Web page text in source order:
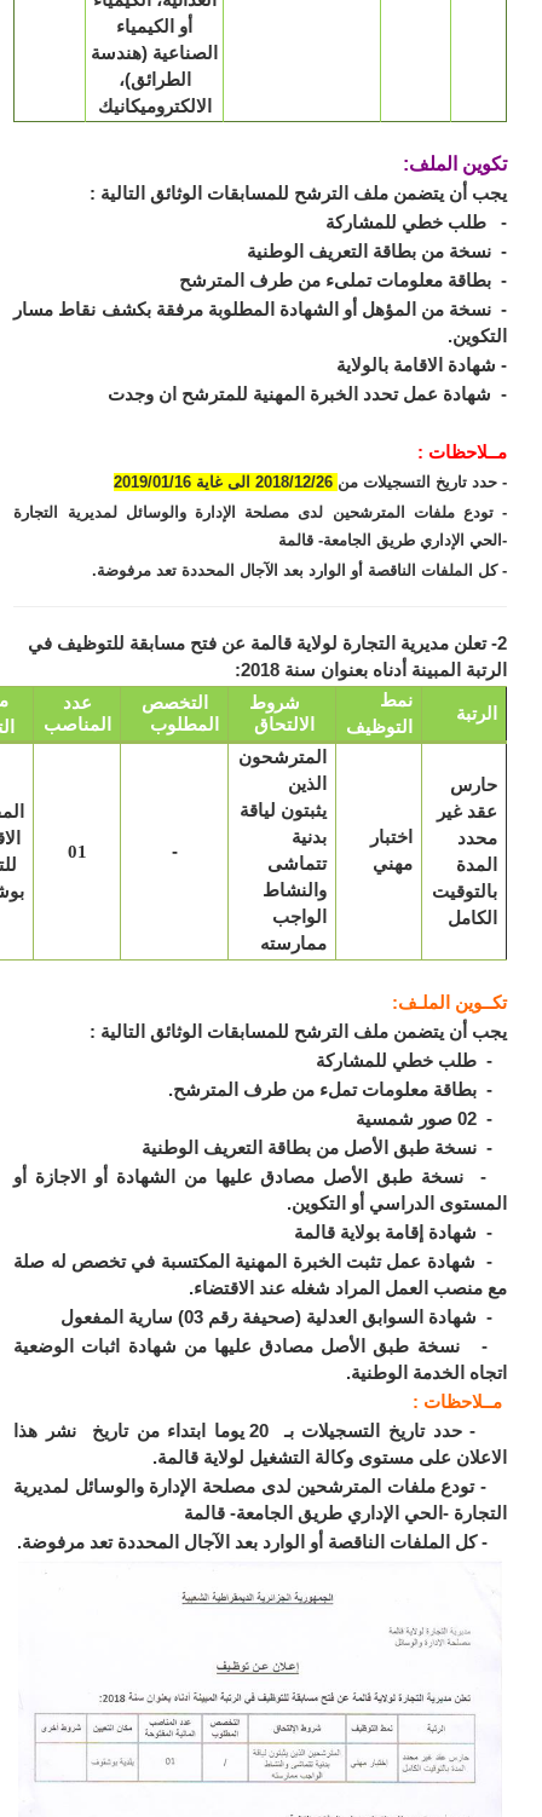
أو الكيمياء
الصناعية (هندسة
الطرائق)،
الالكتروميكانيك
الملف:
أن يتضمن ملف الترشح للمسابقات الوثائق التالية :
طلب خطي للمشاركة
من بطاقة التعريف الوطنية
معلومات تملىء من طرف المترشح
من المؤهل أو الشهادة المطلوبة مرفقة بكشف نقاط مسار
الاقامة بالولاية
عمل تحدد الخبرة المهنية للمترشح ان وجدت
:
تاريخ التسجيلات من2018/12/26 الى غاية 2019/01/16
ملفات المترشحين لدى مصلحة الإدارة والوسائل لمديرية التجارة
الإداري طريق الجامعة- قالمة
الملفات الناقصة أو الوارد بعد الآجال المحددة تعد مرفوضة.
تعلن مديرية التجارة لولاية قالمة عن فتح مسابقة للتوظيف في
المبينة أدناه بعنوان سنة 2018:
التوظيف
الالتحاق
التخصص
المطلوب
عدد
المناصب
التعيين
غير
اختبار
مهني
المترشحون
يثبتون لياقة
بدنية
تتماشى
والنشاط
ممارسته
المفتشية
الاقليمية
بوشقوف
الملـف:
أن يتضمن ملف الترشح للمسابقات الوثائق التالية :
خطي للمشاركة
معلومات تملء من طرف المترشح.
طبق الأصل من بطاقة التعريف الوطنية
طبق الأصل مصادق عليها من الشهادة أو الاجازة أو
الدراسي أو التكوين.
إقامة بولاية قالمة
عمل تثبت الخبرة المهنية المكتسبة في تخصص له صلة
العمل المراد شغله عند الاقتضاء.
السوابق العدلية (صحيفة رقم 03) سارية المفعول
طبق الأصل مصادق عليها من شهادة اثبات الوضعية
الخدمة الوطنية.
:
- حدد تاريخ التسجيلات بـ 20 يوما ابتداء من تاريخ نشر هذا
على مستوى وكالة التشغيل لولاية قالمة.
ملفات المترشحين لدى مصلحة الإدارة والوسائل لمديرية
-الحي الإداري طريق الجامعة- قالمة
الملفات الناقصة أو الوارد بعد الآجال المحددة تعد مرفوضة.